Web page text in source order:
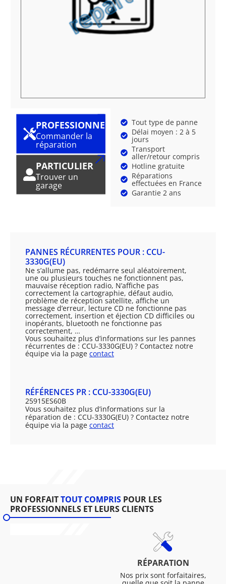
PROFESSIONNEL
Commander la
réparation
PARTICULIER
Trouver un
garage
Tout type de panne
Délai moyen : 2 à 5
jours
Transport
aller/retour compris
Hotline gratuite
Réparations
effectuées en France
Garantie 2 ans
PANNES RÉCURRENTES POUR : CCU-
3330G(EU)
Ne s’allume pas, redémarre seul aléatoirement,
une ou plusieurs touches ne fonctionnent pas,
mauvaise réception radio, N’affiche pas
correctement la cartographie, défaut audio,
problème de réception satellite, affiche un
message d’erreur, lecture CD ne fonctionne pas
correctement, insertion et éjection CD difficiles ou
inopérants, bluetooth ne fonctionne pas
correctement, …
Vous souhaitez plus d’informations sur les pannes
récurrentes de : CCU-3330G(EU) ? Contactez notre
équipe via la page contact
RÉFÉRENCES PR : CCU-3330G(EU)
25915ES60B
Vous souhaitez plus d’informations sur la
réparation de : CCU-3330G(EU) ? Contactez notre
équipe via la page contact
UN FORFAITTOUT COMPRIS POUR LES
PROFESSIONNELS ET LEURS CLIENTS
RÉPARATION
Nos prix sont forfaitaires,